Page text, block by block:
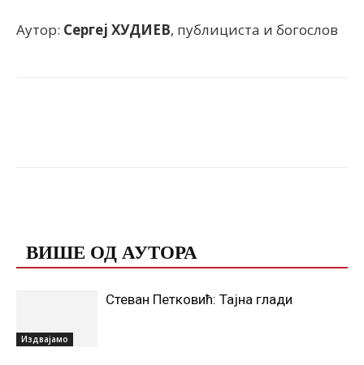
Аутор: Сергеј ХУДИЕВ, публициста и богослов
ВИШЕ ОД АУТОРА
Издвајамо
Стеван Петковић: Тајна глади